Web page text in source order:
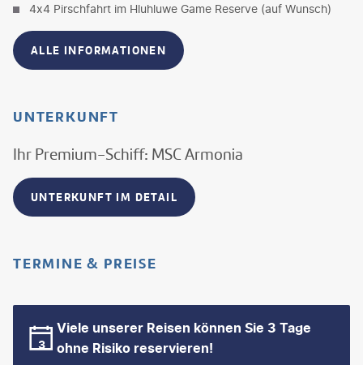
4x4 Pirschfahrt im Hluhluwe Game Reserve (auf Wunsch)
ALLE INFORMATIONEN
UNTERKUNFT
Ihr Premium-Schiff: MSC Armonia
UNTERKUNFT IM DETAIL
TERMINE & PREISE
Viele unserer Reisen können Sie 3 Tage
ohne Risiko reservieren!